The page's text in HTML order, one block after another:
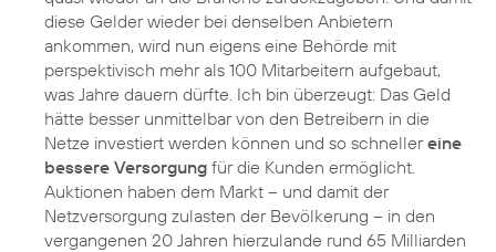
diese Gelder wieder bei denselben Anbietern
ankommen, wird nun eigens eine Behörde mit
perspektivisch mehr als 100 Mitarbeitern aufgebaut,
was Jahre dauern dürfte. Ich bin überzeugt: Das Geld
hätte besser unmittelbar von den Betreibern in die
Netze investiert werden können und so schnellereine
bessere Versorgung für die Kunden ermöglicht.
Auktionen haben dem Markt – und damit der
Netzversorgung zulasten der Bevölkerung – in den
vergangenen 20 Jahren hierzulande rund 65 Milliarden